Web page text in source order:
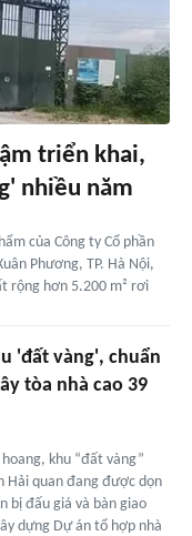
triển khai,
nhiều năm
của Công ty Cổ phần
Phương, TP. Hà Nội,
rộng hơn 5.200 m² rơi
'đất vàng', chuẩn
tòa nhà cao 39
khu “đất vàng”
Hải quan đang được dọn
bị đấu giá và bàn giao
dựng Dự án tổ hợp nhà